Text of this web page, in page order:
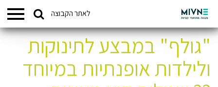
לאתר הקבוצה המתחמים שלנו
"גולף" במבצע לתינוקות
ולילדות אופנתיות במיוחד